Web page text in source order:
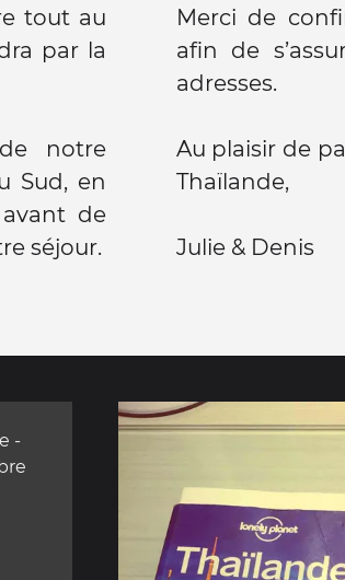
tout au
par la
notre
Sud, en
de
séjour.
Merci de
afin de
adresses.
Au plaisir de
Thaïlande,
Julie & Denis
-